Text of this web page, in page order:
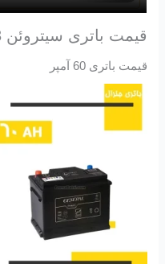
قیمت باتری سیتروئن C3
قیمت باتری 60 آمپر